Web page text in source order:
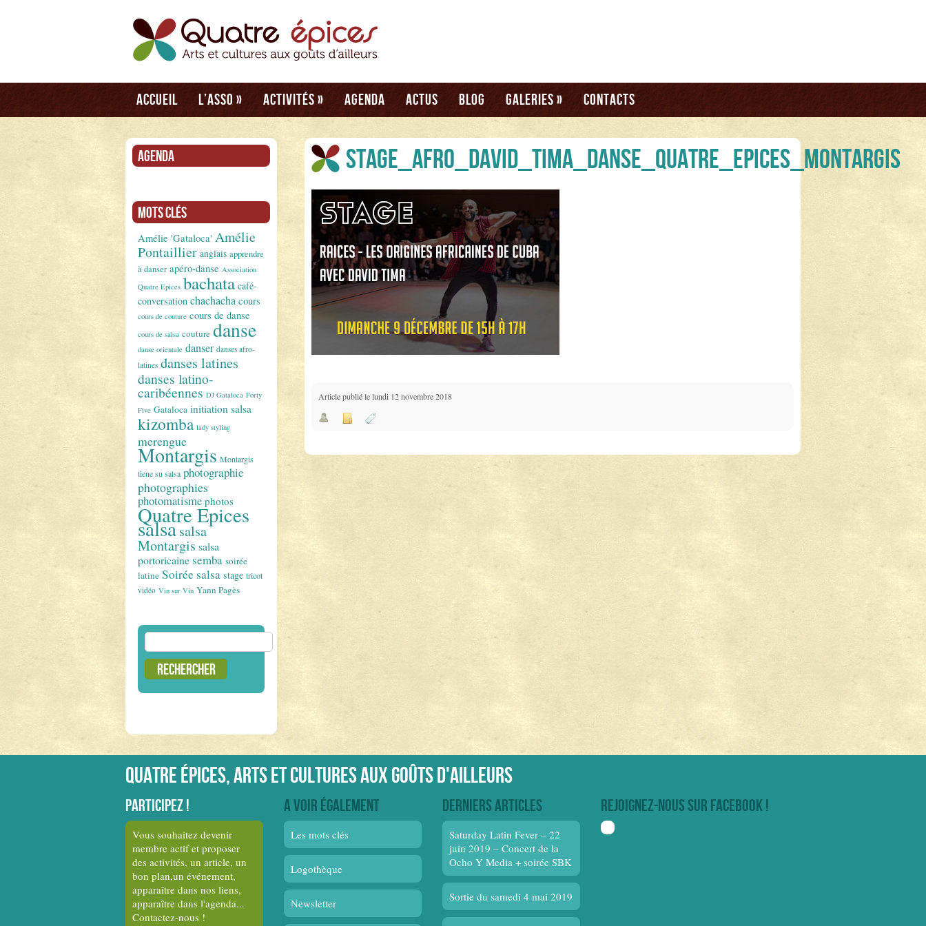
Accueil L’asso » Activités » Agenda Actus Blog Galeries » Contacts
Agenda
Mots clés
Amélie 'Gataloca' Amélie
Pontaillier anglais apprendre
à danser apéro-danse Association
Quatre Epices bachata café-
conversation chachacha cours
cours de couture cours de danse
cours de salsa couture danse
danse orientale danser danses afro-
latines danses latines
danses latino-
caribéennes DJ Gataloca Forty
Five Gataloca initiation salsa
kizomba lady styling
merengue
Montargis Montargis
tiene su salsa photographie
photographies
photomatisme photos
Quatre Epices
salsasalsa
Montargis salsa
portoricainesemba soirée
latine Soirée salsa stage tricot
vidéo Vin sur Vin Yann Pagès
Rechercher :
stage_afro_david_tima_danse_quatre_epices_montargis
Article publié le lundi 12 novembre 2018
Quatre épices, arts et cultures aux goûts d'ailleurs
Participez !
Vous souhaitez devenir
membre actif et proposer
des activités, un article, un
bon plan,un événement,
apparaître dans nos liens,
apparaître dans l'agenda...
Contactez-nous !
A voir également
Les mots clés
Logothèque
Newsletter
Derniers articles
Saturday Latin Fever – 22
juin 2019 – Concert de la
Ocho Y Media + soirée SBK
Sortie du samedi 4 mai 2019
Rejoignez-nous sur facebook !